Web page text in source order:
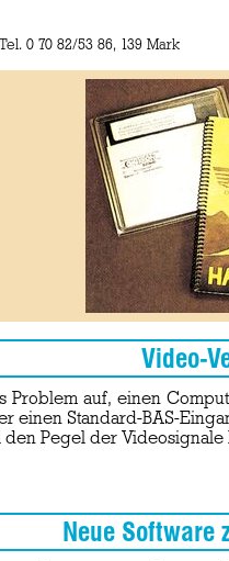
0 70 82/53 86, 139 Mark
Video-
auf, einen
einen Standard-BAS-
Pegel der
Neue Software